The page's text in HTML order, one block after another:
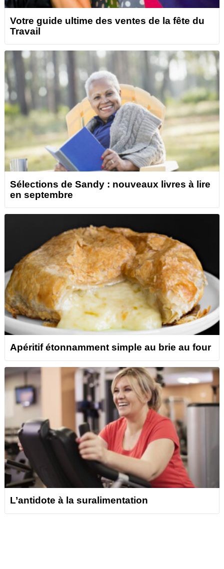
Votre guide ultime des ventes de la fête du
Travail
Sélections de Sandy : nouveaux livres à lire
en septembre
Apéritif étonnamment simple au brie au four
L’antidote à la suralimentation